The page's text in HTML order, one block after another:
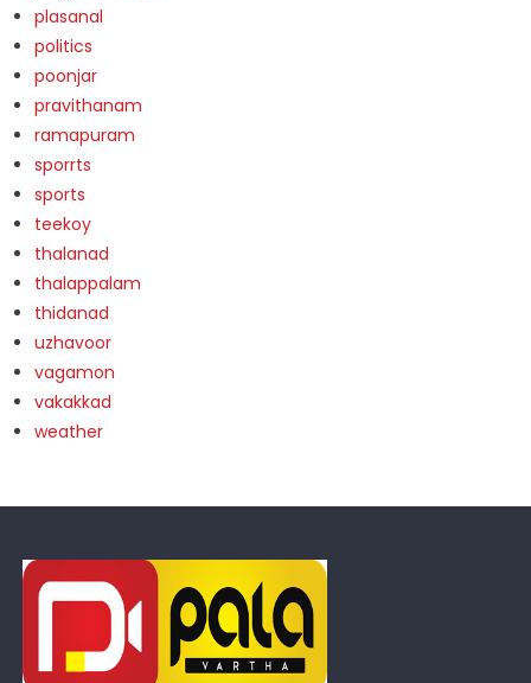
plasanal
politics
poonjar
pravithanam
ramapuram
sporrts
sports
teekoy
thalanad
thalappalam
thidanad
uzhavoor
vagamon
vakakkad
weather